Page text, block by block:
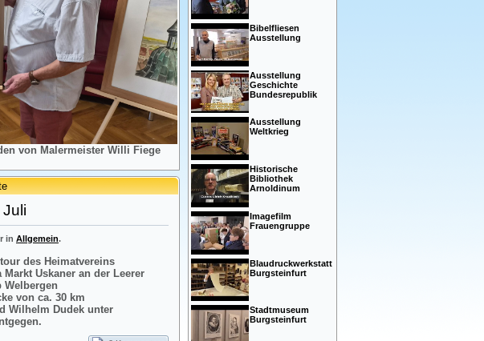
von Malermeister Willi Fiege
in Allgemein.
des Heimatvereins
Uskaner an der Leerer
Welbergen
von ca. 30 km
Wilhelm Dudek unter
Bibelfliesen
Ausstellung
Ausstellung
Geschichte
Bundesrepublik
Ausstellung
Weltkrieg
Historische
Bibliothek
Arnoldinum
Imagefilm
Frauengruppe
Blaudruckwerkstatt
Burgsteinfurt
Stadtmuseum
Burgsteinfurt